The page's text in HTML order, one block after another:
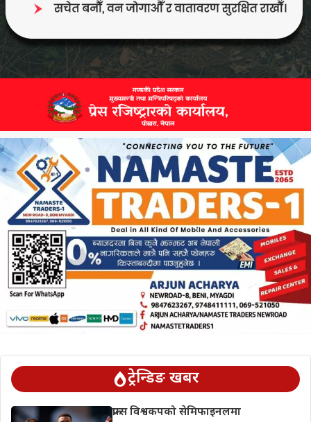
ट्रेन्डिङ खबर
फ्रान्स विश्वकपको सेमिफाइनलमा